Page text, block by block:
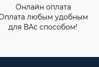
Онлайн оплата
любым удобным
для ВАс способом!